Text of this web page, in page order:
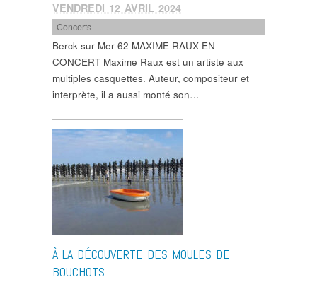
VENDREDI 12 AVRIL 2024
Concerts
Berck sur Mer 62 MAXIME RAUX EN
CONCERT Maxime Raux est un artiste aux
multiples casquettes. Auteur, compositeur et
interprète, il a aussi monté son…
À LA DÉCOUVERTE DES MOULES DE
BOUCHOTS